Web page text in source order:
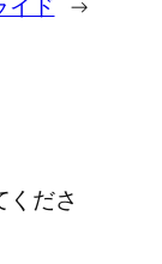
ださ